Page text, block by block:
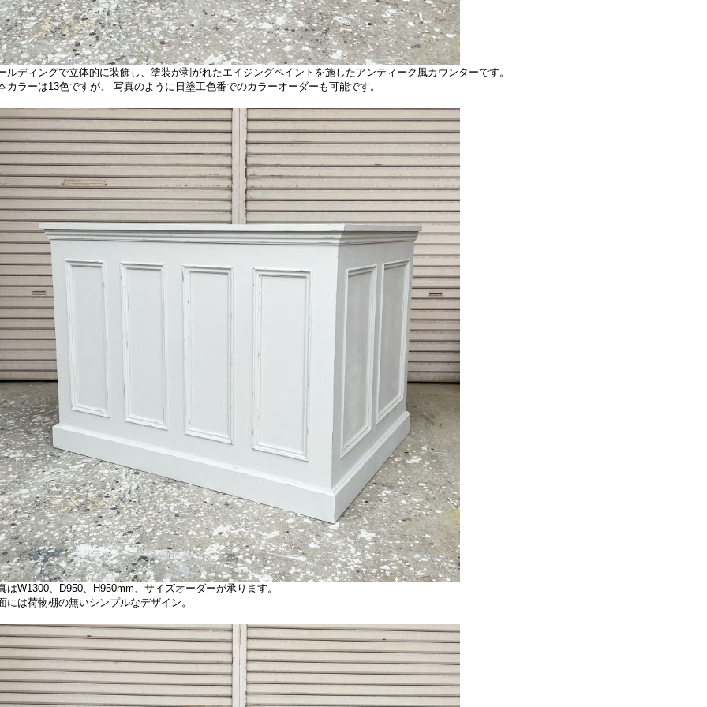
ルディングで立体的に装飾し、塗装が剥がれたエイジングペイントを施したアンティーク風カウンターです。
カラーは13色ですが、 写真のように日塗工色番でのカラーオーダーも可能です。
はW1300、D950、H950mm、サイズオーダーが承ります。
には荷物棚の無いシンプルなデザイン。